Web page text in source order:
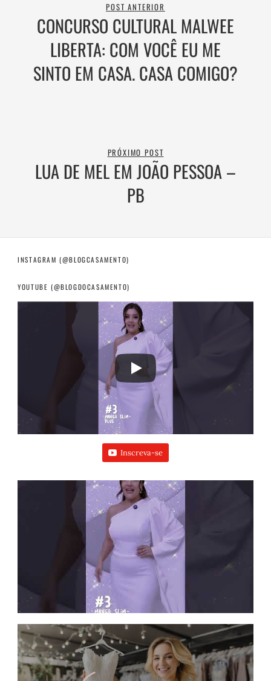
POST ANTERIOR
CONCURSO CULTURAL MALWEE
LIBERTA: COM VOCÊ EU ME
SINTO EM CASA. CASA COMIGO?
PRÓXIMO POST
LUA DE MEL EM JOÃO PESSOA –
PB
INSTAGRAM (@BLOGCASAMENTO)
YOUTUBE (@BLOGDOCASAMENTO)
Inscreva-se